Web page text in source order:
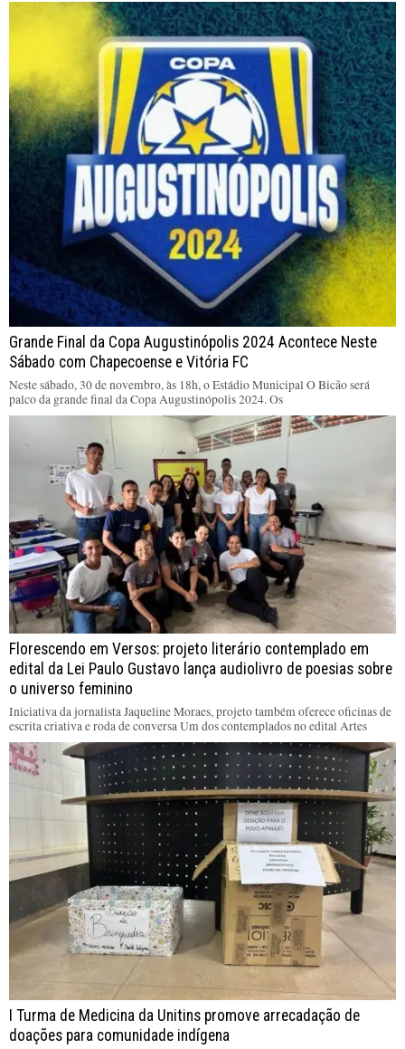
Grande Final da Copa Augustinópolis 2024 Acontece Neste
Sábado com Chapecoense e Vitória FC
Neste sábado, 30 de novembro, às 18h, o Estádio Municipal O Bicão será
palco da grande final da Copa Augustinópolis 2024. Os
Florescendo em Versos: projeto literário contemplado em
edital da Lei Paulo Gustavo lança audiolivro de poesias sobre
o universo feminino
Iniciativa da jornalista Jaqueline Moraes, projeto também oferece oficinas de
escrita criativa e roda de conversa Um dos contemplados no edital Artes
I Turma de Medicina da Unitins promove arrecadação de
doações para comunidade indígena